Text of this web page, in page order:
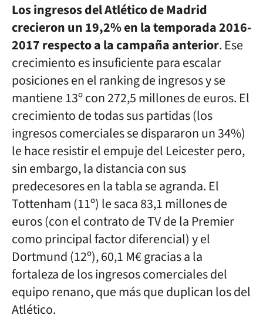
Los ingresos del Atlético de Madrid
crecieron un 19,2% en la temporada 2016-
2017 respecto a la campaña anterior. Ese
crecimiento es insuficiente para escalar
posiciones en el ranking de ingresos y se
mantiene 13º con 272,5 millones de euros. El
crecimiento de todas sus partidas (los
ingresos comerciales se dispararon un 34%)
le hace resistir el empuje del Leicester pero,
sin embargo, la distancia con sus
predecesores en la tabla se agranda. El
Tottenham (11º) le saca 83,1 millones de
euros (con el contrato de TV de la Premier
como principal factor diferencial) y el
Dortmund (12º), 60,1 M€ gracias a la
fortaleza de los ingresos comerciales del
equipo renano, que más que duplican los del
Atlético.